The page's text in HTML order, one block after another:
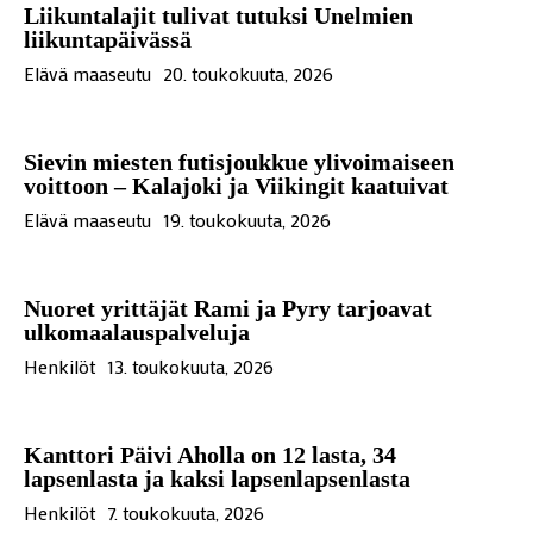
Liikuntalajit tulivat tutuksi Unelmien
liikuntapäivässä
Elävä maaseutu 20. toukokuuta, 2026
Sievin miesten futisjoukkue ylivoimaiseen
voittoon – Kalajoki ja Viikingit kaatuivat
Elävä maaseutu 19. toukokuuta, 2026
Nuoret yrittäjät Rami ja Pyry tarjoavat
ulkomaalauspalveluja
Henkilöt 13. toukokuuta, 2026
Kanttori Päivi Aholla on 12 lasta, 34
lapsenlasta ja kaksi lapsenlapsenlasta
Henkilöt 7. toukokuuta, 2026